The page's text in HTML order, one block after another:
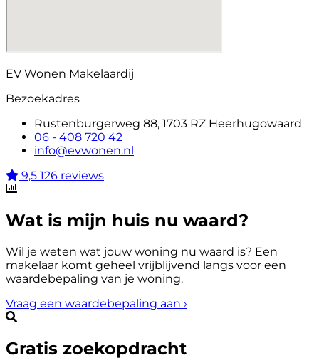
EV Wonen Makelaardij
Bezoekadres
Rustenburgerweg 88, 1703 RZ Heerhugowaard
06 - 408 720 42
info@evwonen.nl
9,5 126 reviews
Wat is mijn huis nu waard?
Wil je weten wat jouw woning nu waard is? Een
makelaar komt geheel vrijblijvend langs voor een
waardebepaling van je woning.
Vraag een waardebepaling aan ›
Gratis zoekopdracht